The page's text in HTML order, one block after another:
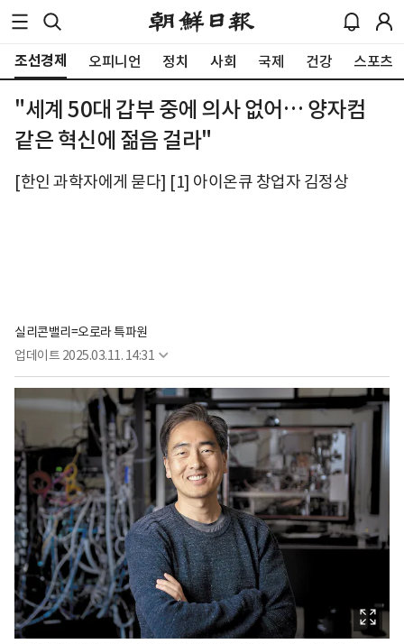
조선경제 오피니언 정치 사회 국제 건강 스포츠
"세계 50대 갑부 중에 의사 없어… 양자컴
같은 혁신에 젊음 걸라"
[한인 과학자에게 묻다] [1] 아이온큐 창업자 김정상
실리콘밸리=오로라 특파원
업데이트 2025.03.11. 14:31